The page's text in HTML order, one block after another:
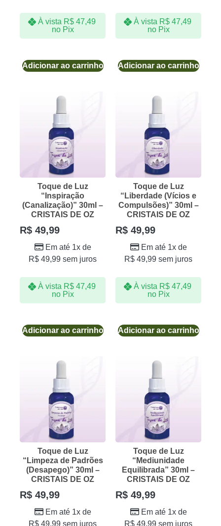
À vista R$47,49
no Pix
Adicionar ao carrinho
À vista R$47,49
no Pix
Adicionar ao carrinho
Toque de Luz
“Inspiração
(Canalização)” 30ml –
CRISTAIS DE OZ
R$ 49,99
Em até 1x de
R$ 49,99 sem juros
À vista R$47,49
no Pix
Adicionar ao carrinho
Toque de Luz
“Liberdade (Vícios e
Compulsões)” 30ml –
CRISTAIS DE OZ
R$ 49,99
Em até 1x de
R$ 49,99 sem juros
À vista R$47,49
no Pix
Adicionar ao carrinho
Toque de Luz
“Limpeza de Padrões
(Desapego)” 30ml –
CRISTAIS DE OZ
R$ 49,99
Em até 1x de
R$ 49,99 sem juros
Toque de Luz
“Mediunidade
Equilibrada” 30ml –
CRISTAIS DE OZ
R$ 49,99
Em até 1x de
R$ 49,99 sem juros